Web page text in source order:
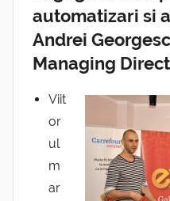
automatizari si
Andrei
Managing
Viit
or
ul
m
ar